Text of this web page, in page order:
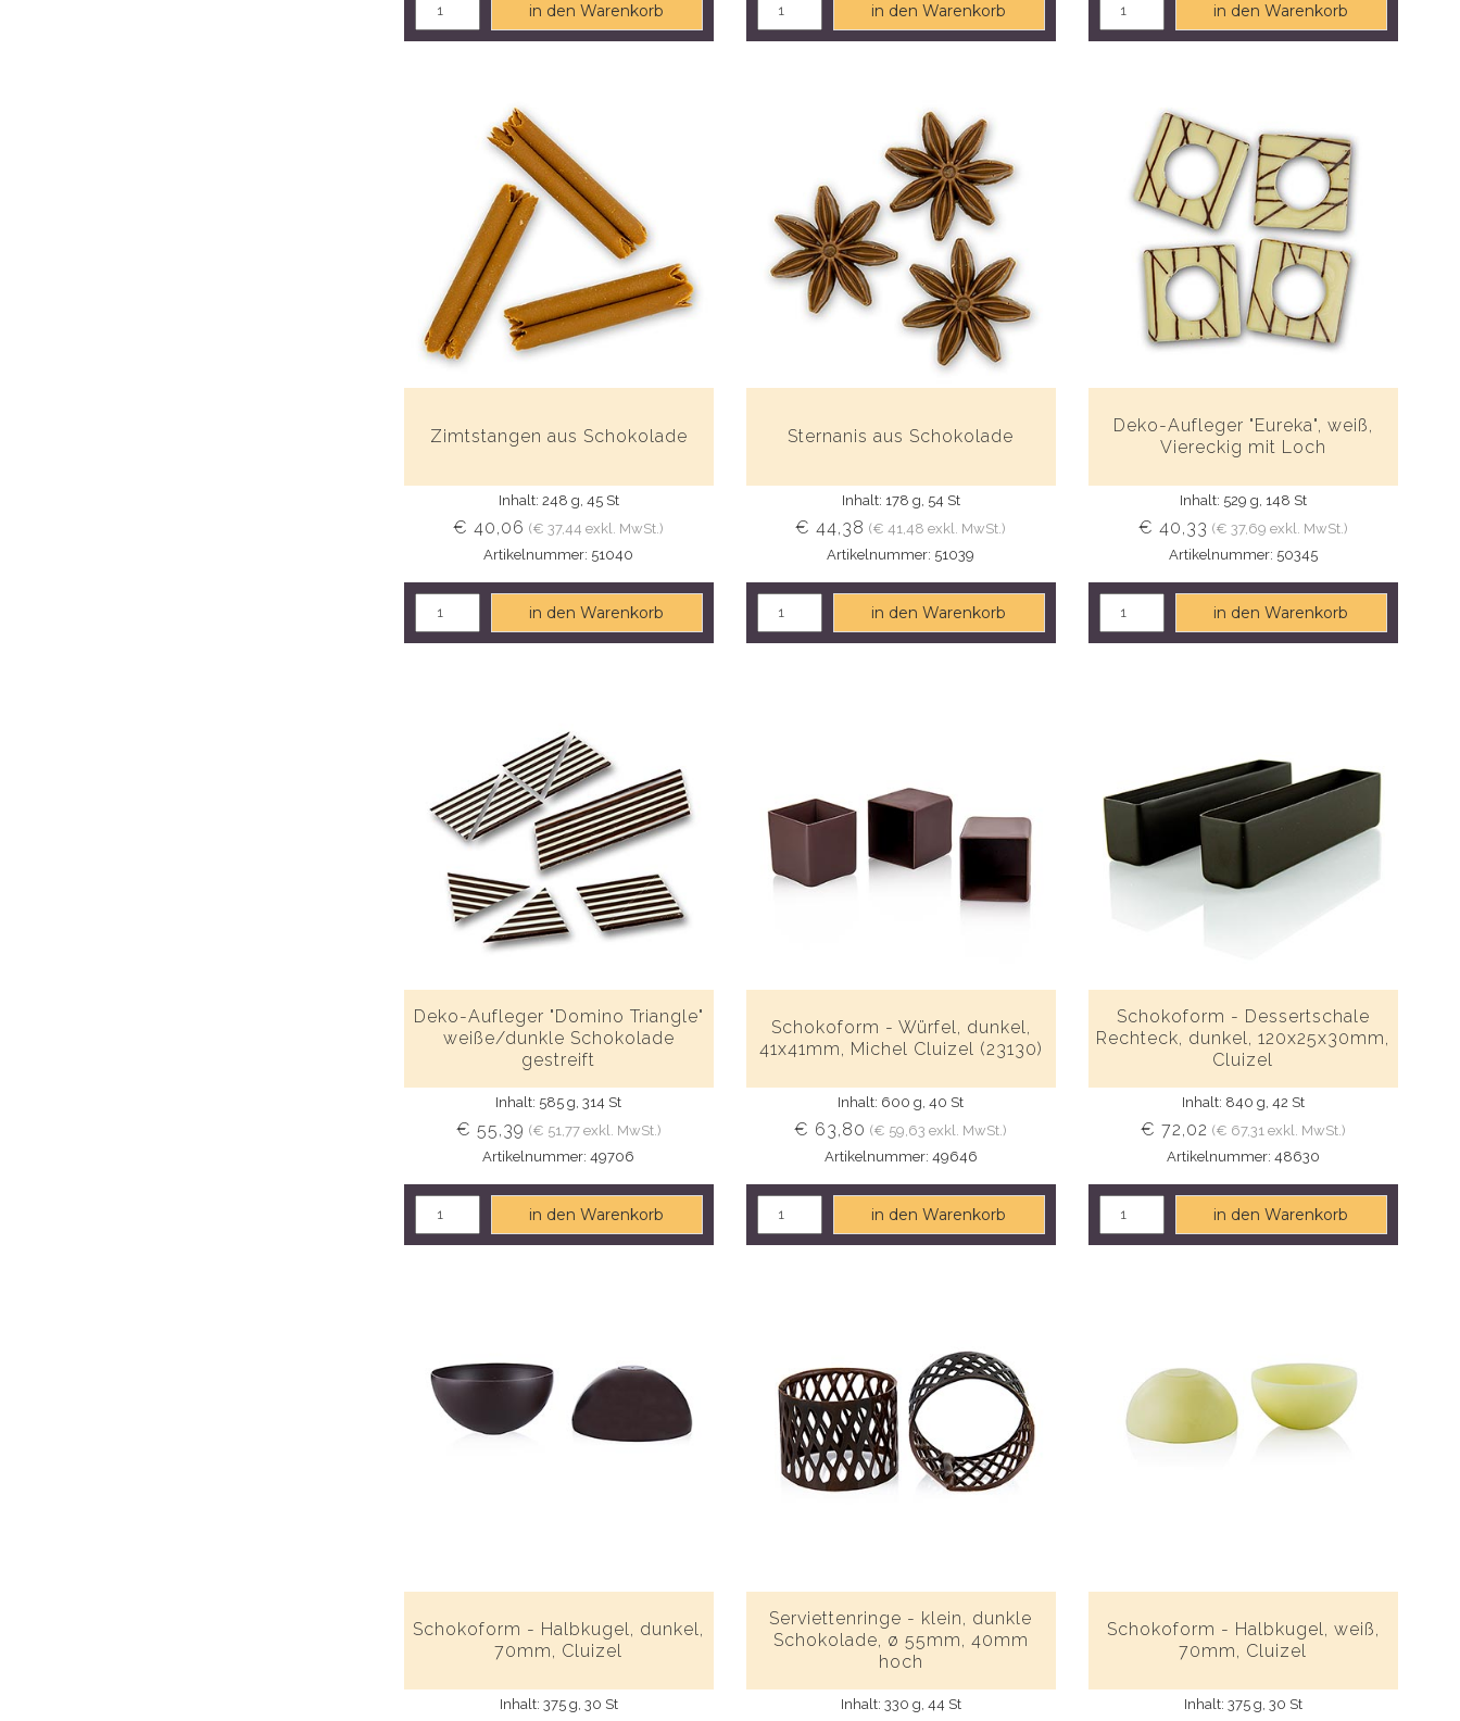
in den Warenkorb in den Warenkorb in den Warenkorb
Zimtstangen aus Schokolade
Inhalt: 248 g, 45 St
€ 40,06 (€ 37,44 exkl. MwSt.)
Artikelnummer: 51040
in den Warenkorb
Sternanis aus Schokolade
Inhalt: 178 g, 54 St
€ 44,38 (€ 41,48 exkl. MwSt.)
Artikelnummer: 51039
in den Warenkorb
Deko-Aufleger "Eureka", weiß,
Viereckig mit Loch
Inhalt: 529 g, 148 St
€ 40,33 (€ 37,69 exkl. MwSt.)
Artikelnummer: 50345
in den Warenkorb
Deko-Aufleger "Domino Triangle"
weiße/dunkle Schokolade
gestreift
Inhalt: 585 g, 314 St
€ 55,39 (€ 51,77 exkl. MwSt.)
Artikelnummer: 49706
in den Warenkorb
Schokoform - Würfel, dunkel,
41x41mm, Michel Cluizel (23130)
Inhalt: 600 g, 40 St
€ 63,80 (€ 59,63 exkl. MwSt.)
Artikelnummer: 49646
in den Warenkorb
Schokoform - Dessertschale
Rechteck, dunkel, 120x25x30mm,
Cluizel
Inhalt: 840 g, 42 St
€ 72,02 (€ 67,31 exkl. MwSt.)
Artikelnummer: 48630
in den Warenkorb
Schokoform - Halbkugel, dunkel,
70mm, Cluizel
Inhalt: 375 g, 30 St
Serviettenringe - klein, dunkle
Schokolade, ø 55mm, 40mm
hoch
Inhalt: 330 g, 44 St
Schokoform - Halbkugel, weiß,
70mm, Cluizel
Inhalt: 375 g, 30 St